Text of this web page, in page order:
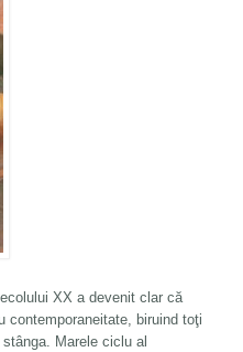
XX a devenit clar că
contemporaneitate, biruind toţi
Marele ciclu al